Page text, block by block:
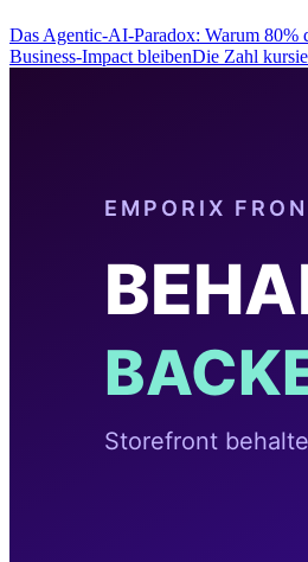
Das Agentic-AI-Paradox: Warum 80%
Business-Impact bleibenDie Zahl